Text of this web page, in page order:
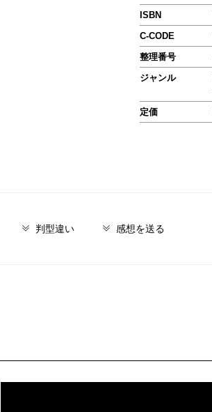
ISBN
C-CODE
整理番号
ジャンル
定価
判型違い 感想を送る